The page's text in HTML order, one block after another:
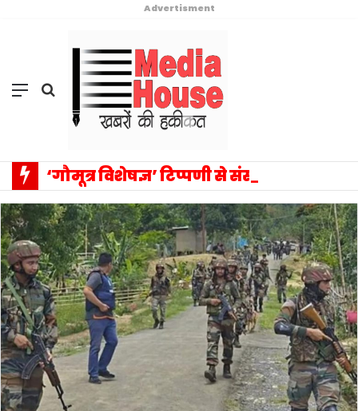
Advertisment
Menu Search
for